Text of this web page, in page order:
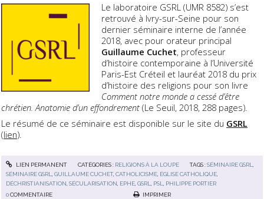
Le laboratoire GSRL (UMR 8582) s’est
retrouvé à Ivry-sur-Seine pour son
dernier séminaire interne de l’année
2018, avec pour orateur principal
Guillaume Cuchet, professeur
d’histoire contemporaine à l’Université
Paris-Est Créteil et lauréat 2018 du prix
d’histoire des religions pour son livre
Comment notre monde a cessé d’être
chrétien. Anatomie d’un effondrement (Le Seuil, 2018, 288 pages).
Le résumé de ce séminaire est disponible sur le site du GSRL
(lien).
LIEN PERMANENT CATÉGORIES : RELIGIONS À LA LOUPE TAGS :SÉMINAIRE GSRL,
SÉMINAIRE GSRL,GUILLAUME CUCHET,CATHOLICISME, ÉGLISE CATHOLIQUE,
DÉCHRISTIANISATION,SÉCULARISATION, EPHE,GSRL, PSL, PHILIPPE PORTIER
0COMMENTAIRE IMPRIMER